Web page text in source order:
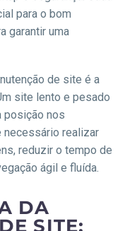
para o bom
garantir uma
de site é a
site lento e pesado
posição nos
necessário realizar
reduzir o tempo de
ágil e fluída.
DA
SITE: